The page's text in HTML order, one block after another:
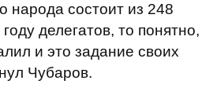
народа состоит из 248
делегатов, то понятно,
и это задание своих
Чубаров.